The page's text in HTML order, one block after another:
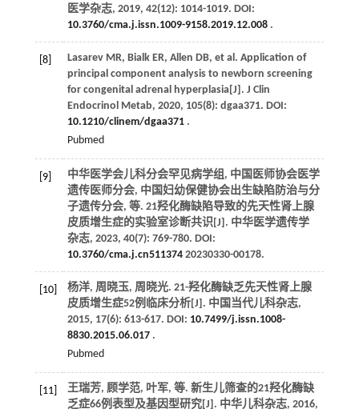
医学杂志, 2019, 42(12): 1014-1019. DOI:
10.3760/cma.j.issn.1009-9158.2019.12.008.
[8] Lasarev MR, Bialk ER, Allen DB, et al . Application of
principal component analysis to newborn screening
for congenital adrenal hyperplasia[J]. J Clin
Endocrinol Metab, 2020, 105(8): dgaa371. DOI:
10.1210/clinem/dgaa371.
Pubmed
[9]
中华医学会儿科分会罕见病学组, 中国医师协会医学
遗传医师分会, 中国妇幼保健协会出生缺陷防治与分
子遗传分会, 等. 21羟化酶缺陷导致的先天性肾上腺
皮质增生症的实验室诊断共识[J]. 中华医学遗传学
杂志, 2023, 40(7): 769-780. DOI:
10.3760/cma.j.cn511374­20230330-00178.
[10]
杨洋, 周晓玉, 周晓光. 21-羟化酶缺乏先天性肾上腺
皮质增生症52例临床分析[J]. 中国当代儿科杂志,
2015, 17(6): 613-617. DOI: 10.7499/j.issn.1008-
8830.2015.06.017.
Pubmed
[11] 王瑞芳, 顾学范, 叶军, 等. 新生儿筛查的21羟化酶缺
乏症66例表型及基因型研究[J]. 中华儿科杂志, 2016,